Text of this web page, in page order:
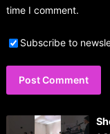
time I comment.
Subscribe to